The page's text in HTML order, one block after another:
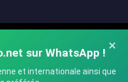
×
sur WhatsApp !
et internationale ainsi que
reserved.